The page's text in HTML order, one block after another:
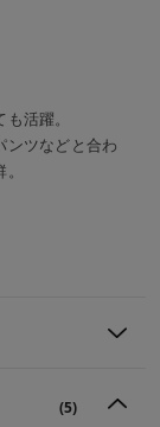
活躍。
ンツなどと合わ
(5)